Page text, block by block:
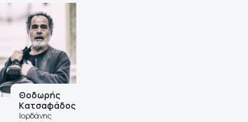
Θοδωρής
Κατσαφάδος
Ιορδάνης